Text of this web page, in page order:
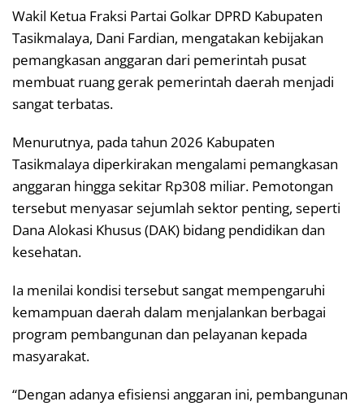
Wakil Ketua Fraksi Partai Golkar DPRD Kabupaten
Tasikmalaya, Dani Fardian, mengatakan kebijakan
pemangkasan anggaran dari pemerintah pusat
membuat ruang gerak pemerintah daerah menjadi
sangat terbatas.
Menurutnya, pada tahun 2026 Kabupaten
Tasikmalaya diperkirakan mengalami pemangkasan
anggaran hingga sekitar Rp308 miliar. Pemotongan
tersebut menyasar sejumlah sektor penting, seperti
Dana Alokasi Khusus (DAK) bidang pendidikan dan
kesehatan.
Ia menilai kondisi tersebut sangat mempengaruhi
kemampuan daerah dalam menjalankan berbagai
program pembangunan dan pelayanan kepada
masyarakat.
“Dengan adanya efisiensi anggaran ini, pembangunan